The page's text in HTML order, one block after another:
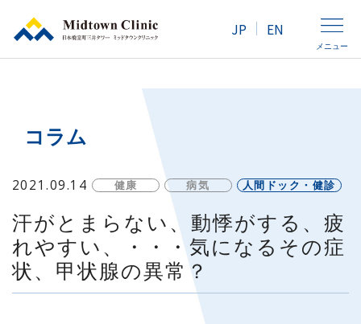
JP EN
メニュー
人間ドック・健康診断
外来診療
アクセス
コラム
2021.09.14 健康 病気 人間ドック・健診
汗がとまらない、動悸がする、疲
れやすい、・・・気になるその症
状、甲状腺の異常？